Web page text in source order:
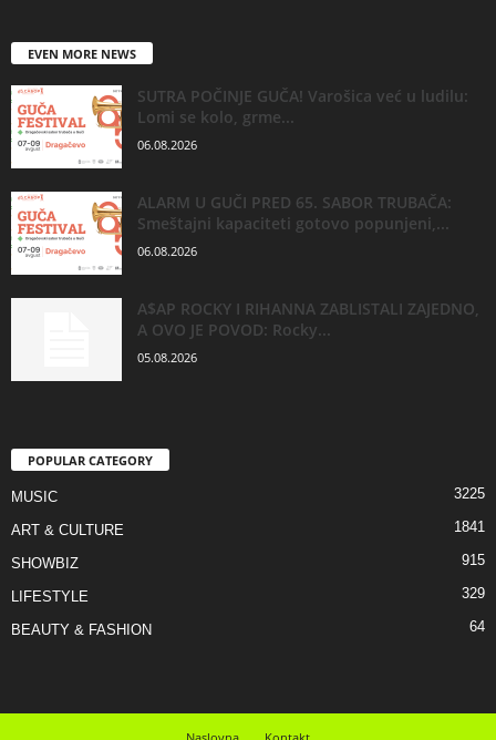
EVEN MORE NEWS
SUTRA POČINJE GUČA! Varošica već u ludilu:
Lomi se kolo, grme...
06.08.2026
ALARM U GUČI PRED 65. SABOR TRUBAČA:
Smeštajni kapaciteti gotovo popunjeni,...
06.08.2026
A$AP ROCKY I RIHANNA ZABLISTALI ZAJEDNO,
A OVO JE POVOD: Rocky...
05.08.2026
POPULAR CATEGORY
MUSIC 3225
ART & CULTURE 1841
SHOWBIZ 915
LIFESTYLE 329
BEAUTY & FASHION 64